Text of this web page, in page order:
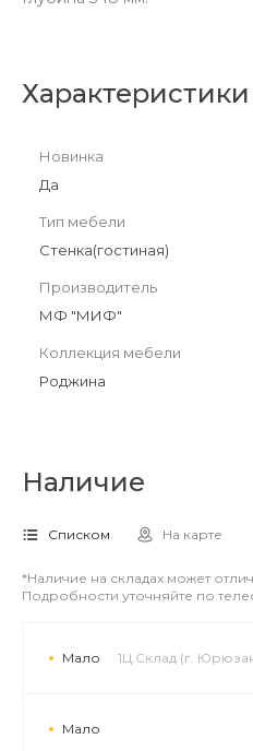
Характеристики
Новинка
Да
Тип мебели
Стенка(гостиная)
Производитель
МФ "МИФ"
Коллекция мебели
Роджина
Наличие
Списком На карте
*Наличие на складах может
Подробности уточняйте по
Мало 1Ц.Склад (г.
Мало